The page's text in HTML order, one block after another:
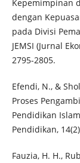
Kepemimpinan
dengan
pada Divisi
JEMSI (Jurnal
2795-2805.
Efendi, N., &
Proses
Pendidikan
Pendidikan,
Fauzia, H. H.,